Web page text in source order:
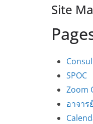
Site
SPOC
Zoom
อาจาร